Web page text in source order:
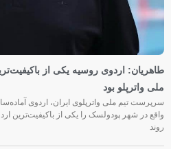
طاهریان: اردوی روسیه یکی از
ملی واترپلو بود
سرپرست تیم ملی واترپلوی ایران، اردوی
واقع در شهر پودولسک را یکی از باکیفیت‌ترین
روند